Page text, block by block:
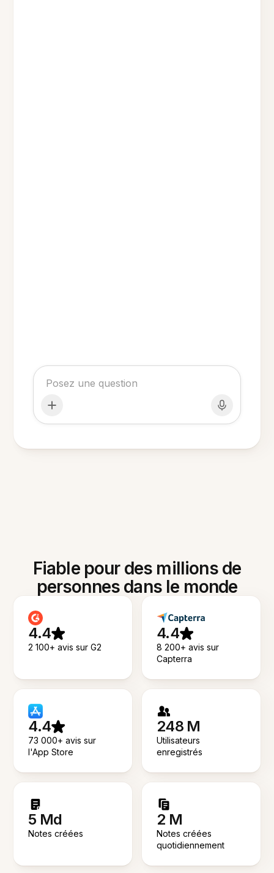
Fiable pour des millions de
personnes dans le monde
4.4
2 100+ avis sur G2
4.4
8 200+ avis sur
Capterra
4.4
73 000+ avis sur
l'App Store
248 M
Utilisateurs
enregistrés
5 Md
Notes créées
2 M
Notes créées
quotidiennement